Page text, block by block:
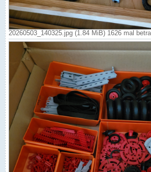
20260503_140325.jpg (1.84 MiB) 1626 mal